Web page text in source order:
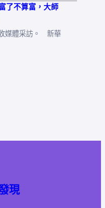
了不算富，大師
媒體采訪。 新華
現